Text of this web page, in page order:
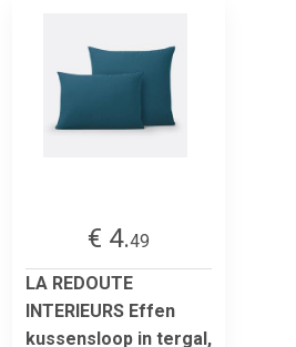
€ 4.49
LA REDOUTE
INTERIEURS Effen
kussensloop in tergal,